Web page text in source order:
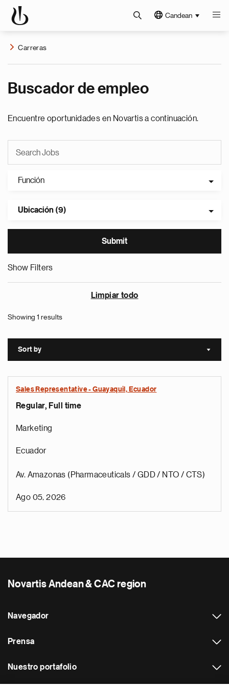
Candean
Carreras
Buscador de empleo
Encuentre oportunidades en Novartis a continuación.
Función
Ubicación (9)
Show Filters
Limpiar todo
Showing 1 results
Sort by Sort
Sales Representative - Guayaquil, Ecuador
Regular, Full time
Marketing
Ecuador
Av. Amazonas (Pharmaceuticals / GDD / NTO / CTS)
Ago 05, 2026
Novartis Andean & CAC region
Navegador
Prensa
Nuestro portafolio